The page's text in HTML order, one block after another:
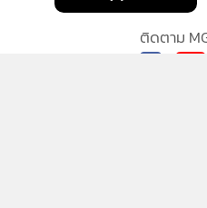
PC ซึ่งอินเทลได้ร่วมมือกับพันธ
ที่เปิดกว้างเพื่อช่วยให้ user สา
ติดตาม